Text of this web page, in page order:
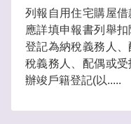
列報自用住宅購屋
應詳填申報書列舉
登記為納稅義務人
稅義務人、配偶或
辦竣戶籍登記(以.....